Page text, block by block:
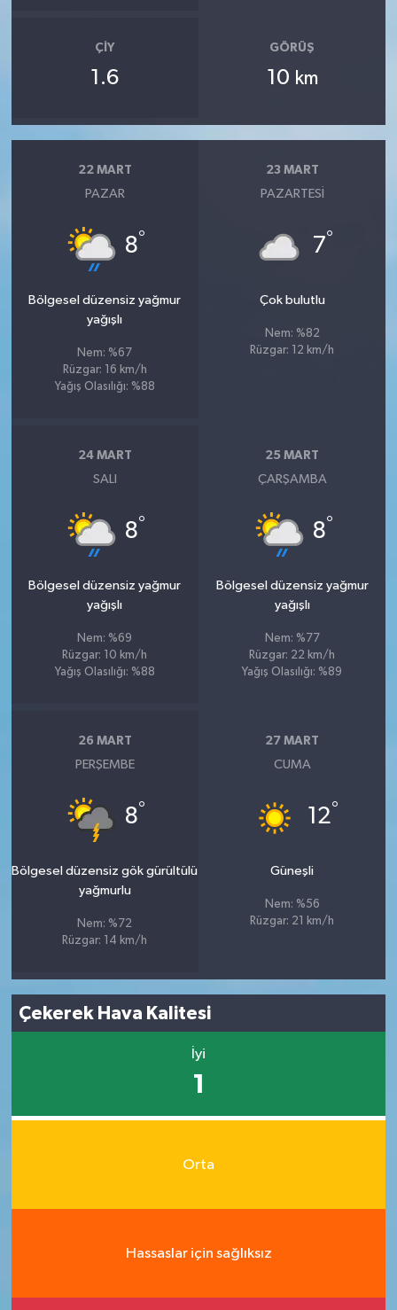
ÇIY
1.6
GÖRÜŞ
10 km
22 MART
PAZAR
8°
Bölgesel düzensiz yağmur
yağışlı
Nem: %67
Rüzgar: 16 km/h
Yağış Olasılığı: %88
23 MART
PAZARTESI
7°
Çok bulutlu
Nem: %82
Rüzgar: 12 km/h
24 MART
SALI
8°
Bölgesel düzensiz yağmur
yağışlı
Nem: %69
Rüzgar: 10 km/h
Yağış Olasılığı: %88
25 MART
ÇARŞAMBA
8°
Bölgesel düzensiz yağmur
yağışlı
Nem: %77
Rüzgar: 22 km/h
Yağış Olasılığı: %89
26 MART
PERŞEMBE
8°
Bölgesel düzensiz gök gürültülü
yağmurlu
Nem: %72
Rüzgar: 14 km/h
27 MART
CUMA
12°
Güneşli
Nem: %56
Rüzgar: 21 km/h
Çekerek Hava Kalitesi
İyi
1
Orta
Hassaslar için sağlıksız